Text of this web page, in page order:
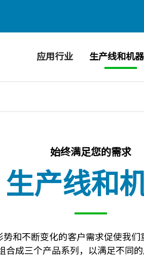
应用行业 生产线和机器
始终满足您的需求
生产线和
和不断变化的客户需求促使我们
合成三个产品系列，以满足不同